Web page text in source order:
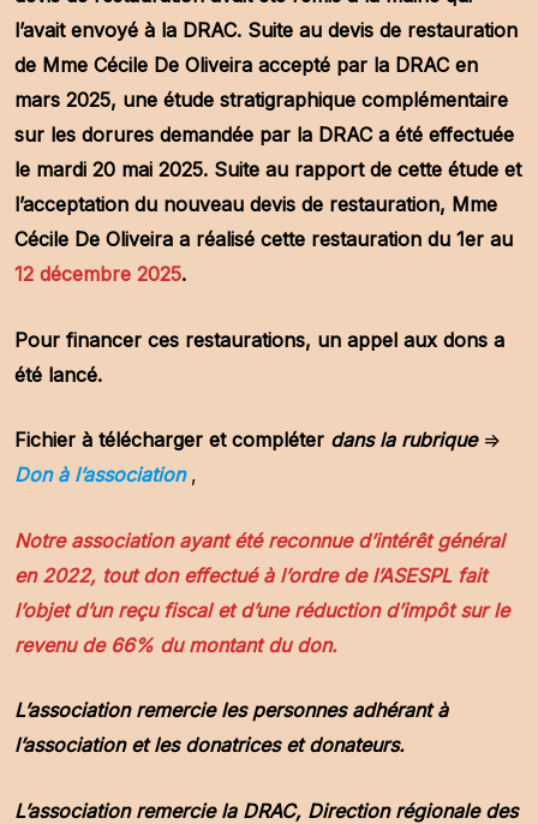
l’avait envoyé à la DRAC. Suite au devis de restauration
de Mme Cécile De Oliveira accepté par la DRAC en
mars 2025, une étude stratigraphique complémentaire
sur les dorures demandée par la DRAC a été effectuée
le mardi 20 mai 2025. Suite au rapport de cette étude et
l’acceptation du nouveau devis de restauration, Mme
Cécile De Oliveira a réalisé cette restauration du 1er au
12 décembre 2025.
Pour financer ces restaurations, un appel aux dons a
été lancé.
Fichier à télécharger et compléterdans la rubrique =>
Don à l’association,
Notre association ayant été reconnue d’intérêt général
en 2022, tout don effectué à l’ordre de l’ASESPL fait
l’objet d’un reçu fiscal et d’une réduction d’impôt sur le
revenu de 66% du montant du don.
L’association remercieles personnes adhérant à
l’association et les donatrices et donateurs.
L’association remercie la DRAC, Direction régionale des